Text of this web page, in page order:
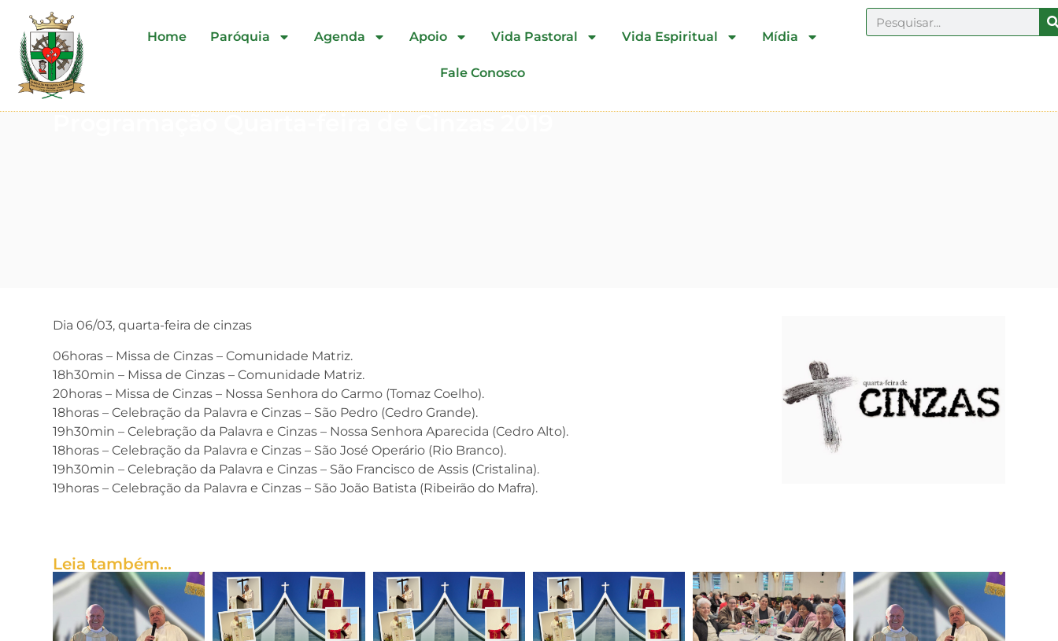
Home Paróquia Agenda Apoio Vida Pastoral Vida Espiritual Mídia
Fale Conosco
Dia 06/03, quarta-feira de cinzas
06horas – Missa de Cinzas – Comunidade Matriz.
18h30min – Missa de Cinzas – Comunidade Matriz.
20horas – Missa de Cinzas – Nossa Senhora do Carmo (Tomaz Coelho).
18horas – Celebração da Palavra e Cinzas – São Pedro (Cedro Grande).
19h30min – Celebração da Palavra e Cinzas – Nossa Senhora Aparecida (Cedro Alto).
18horas – Celebração da Palavra e Cinzas – São José Operário (Rio Branco).
19h30min – Celebração da Palavra e Cinzas – São Francisco de Assis (Cristalina).
19horas – Celebração da Palavra e Cinzas – São João Batista (Ribeirão do Mafra).
Leia também...